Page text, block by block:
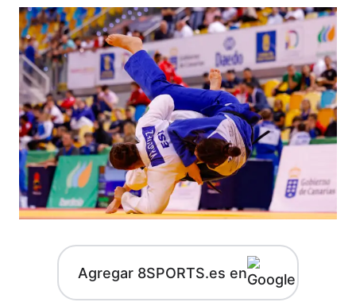
Agregar 8SPORTS.es en